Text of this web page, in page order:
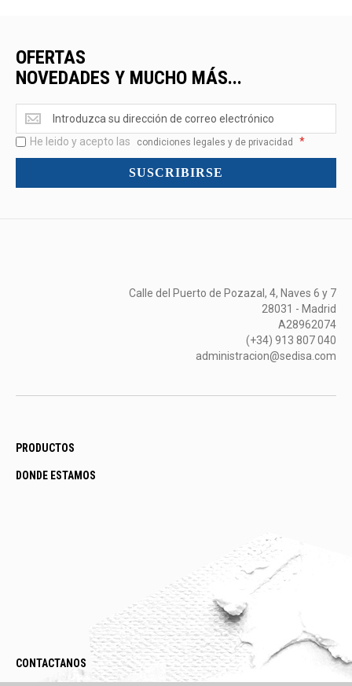
OFERTAS
NOVEDADES Y MUCHO MÁS...
Ofertas
<br>Novedades
y
mucho
He leido y acepto las condiciones legales y de privacidad *
SUSCRIBIRSE
Calle del Puerto de Pozazal, 4, Naves 6 y 7
28031 - Madrid
A28962074
(+34) 913 807 040
administracion@sedisa.com
PRODUCTOS
DONDE ESTAMOS
CONTACTANOS